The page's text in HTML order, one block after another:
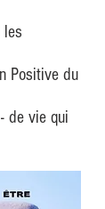
les
Positive du
de vie qui